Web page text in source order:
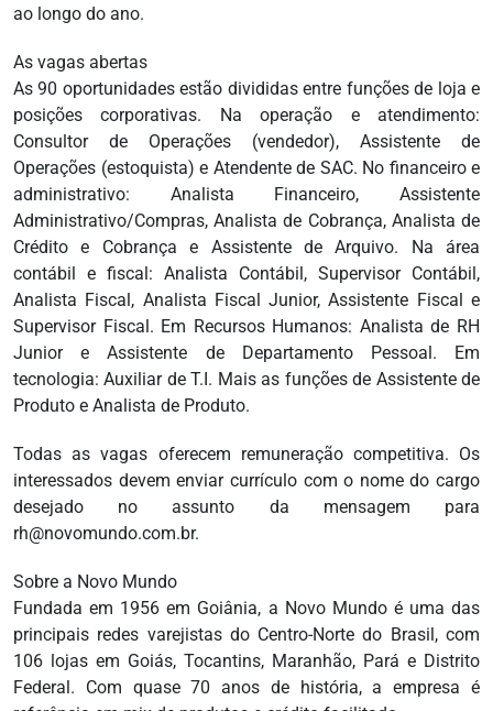
ao longo do ano.
As vagas abertas
As 90 oportunidades estão divididas entre funções de loja e
posições corporativas. Na operação e atendimento:
Consultor de Operações (vendedor), Assistente de
Operações (estoquista) e Atendente de SAC. No financeiro e
administrativo: Analista Financeiro, Assistente
Administrativo/Compras, Analista de Cobrança, Analista de
Crédito e Cobrança e Assistente de Arquivo. Na área
contábil e fiscal: Analista Contábil, Supervisor Contábil,
Analista Fiscal, Analista Fiscal Junior, Assistente Fiscal e
Supervisor Fiscal. Em Recursos Humanos: Analista de RH
Junior e Assistente de Departamento Pessoal. Em
tecnologia: Auxiliar de T.I. Mais as funções de Assistente de
Produto e Analista de Produto.
Todas as vagas oferecem remuneração competitiva. Os
interessados devem enviar currículo com o nome do cargo
desejado no assunto da mensagem para
rh@novomundo.com.br.
Sobre a Novo Mundo
Fundada em 1956 em Goiânia, a Novo Mundo é uma das
principais redes varejistas do Centro-Norte do Brasil, com
106 lojas em Goiás, Tocantins, Maranhão, Pará e Distrito
Federal. Com quase 70 anos de história, a empresa é